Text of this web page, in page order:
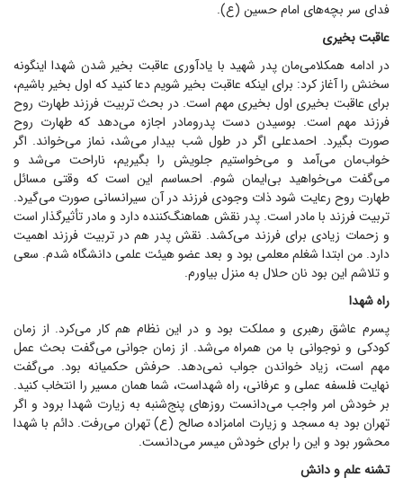
فدای سر بچه‌های امام حسین (ع).
عاقبت بخیری
در ادامه همکلامی‌مان پدر شهید با یادآوری عاقبت بخیر شدن شهدا اینگونه
سخنش را آغاز کرد: برای اینکه عاقبت بخیر شویم دعا کنید که اول بخیر باشیم،
برای عاقبت بخیری اول بخیری مهم است. در بحث تربیت فرزند طهارت روح
فرزند مهم است. بوسیدن دست پدرومادر اجازه می‌دهد که طهارت روح
صورت بگیرد. احمدعلی اگر در طول شب بیدار می‌شد، نماز می‌خواند. اگر
خواب‌مان می‌آمد و می‌خواستیم جلویش را بگیریم، ناراحت می‌شد و
می‌گفت می‌خواهید بی‌ایمان شوم. احساسم این است که وقتی مسائل
طهارت روح رعایت شود ذات وجودی فرزند در آن سیرانسانی صورت می‌گیرد.
تربیت فرزند با مادر است. پدر نقش هماهنگ‌کننده دارد و مادر تأثیرگذار است
و زحمات زیادی برای فرزند می‌کشد. نقش پدر هم در تربیت فرزند اهمیت
دارد. من ابتدا شغلم معلمی بود و بعد عضو هیئت علمی دانشگاه شدم. سعی
و تلاشم این بود نان حلال به منزل بیاورم.
راه شهدا
پسرم عاشق رهبری و مملکت بود و در این نظام هم کار می‌کرد. از زمان
کودکی و نوجوانی با من همراه می‌شد. از زمان جوانی می‌گفت بحث عمل
مهم است، زیاد خواندن جواب نمی‌دهد. حرفش حکمیانه بود. می‌گفت
نهایت فلسفه عملی و عرفانی، راه شهداست، شما همان مسیر را انتخاب کنید.
بر خودش امر واجب می‌دانست روز‌های پنج‌شنبه به زیارت شهدا برود و اگر
تهران بود به مسجد و زیارت امامزاده صالح (ع) تهران می‌رفت. دائم با شهدا
محشور بود و این را برای خودش میسر می‌دانست.
تشنه علم و دانش